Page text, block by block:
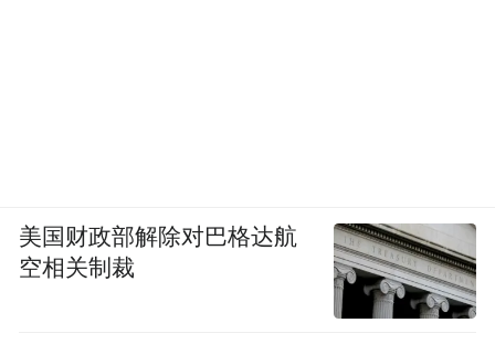
美国财政部解除对巴格达航
空相关制裁